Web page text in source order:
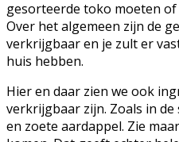
gesorteerde toko moeten
Over het algemeen zijn de
verkrijgbaar en je zult er
huis hebben.
Hier en daar zien we ook
verkrijgbaar zijn. Zoals in
en zoete aardappel. Zie